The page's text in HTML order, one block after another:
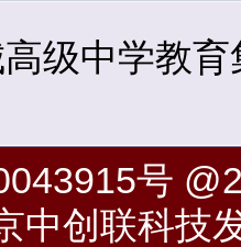
高级中学教
号
中创联科技